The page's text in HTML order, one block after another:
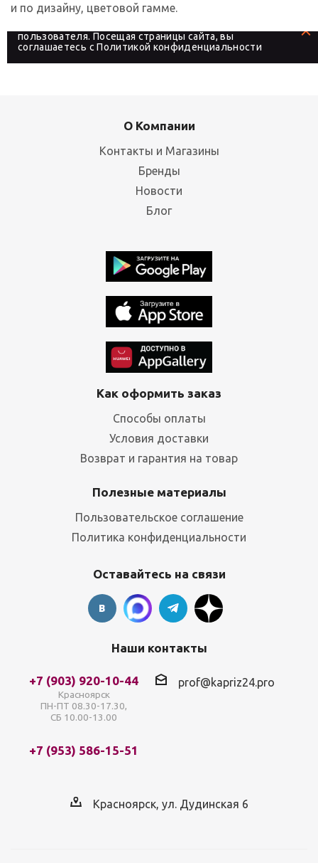
и по дизайну, цветовой гамме.
На сайте используются файлы cookies, которые его
пользователя. Посещая страницы сайта, вы
соглашаетесь сПолитикой конфиденциальности
О Компании
Контакты и Магазины
Бренды
Новости
Блог
Как оформить заказ
Способы оплаты
Условия доставки
Возврат и гарантия на товар
Полезные материалы
Пользовательское соглашение
Политика конфиденциальности
Оставайтесь на связи
Наши контакты
+7 (903) 920-10-44
Красноярск
ПН-ПТ 08.30-17.30,
СБ 10.00-13.00
+7 (953) 586-15-51
prof@kapriz24.pro
Красноярск, ул. Дудинская 6